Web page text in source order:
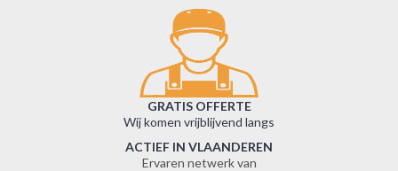
GRATIS OFFERTE
Wij komen vrijblijvend langs
ACTIEF IN VLAANDEREN
Ervaren netwerk van